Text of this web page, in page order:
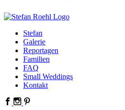
Stefan
Galerie
Reportagen
Familien
FAQ
Small Weddings
Kontakt